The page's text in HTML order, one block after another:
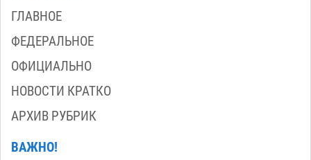
ГЛАВНОЕ
ФЕДЕРАЛЬНОЕ
ОФИЦИАЛЬНО
НОВОСТИ КРАТКО
АРХИВ РУБРИК
ВАЖНО!